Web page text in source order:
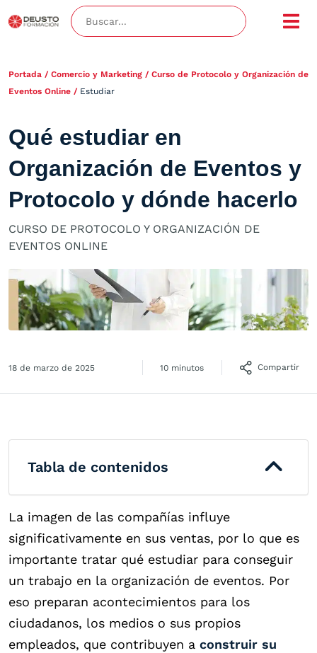
Portada / Comercio y Marketing / Curso de Protocolo y Organización de
Eventos Online / Estudiar
Qué estudiar en
Organización de Eventos y
Protocolo y dónde hacerlo
CURSO DE PROTOCOLO Y ORGANIZACIÓN DE
EVENTOS ONLINE
18 de marzo de 2025 10 minutos Compartir
Tabla de contenidos
La imagen de las compañías influye
significativamente en sus ventas, por lo que es
importante tratar qué estudiar para conseguir
un trabajo en la organización de eventos. Por
eso preparan acontecimientos para los
ciudadanos, los medios o sus propios
empleados, que contribuyen a construir su